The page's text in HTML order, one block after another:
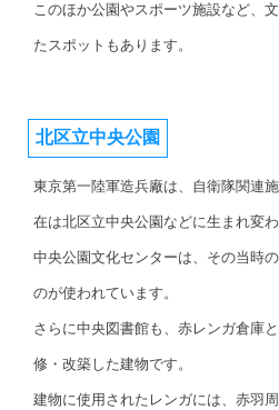
このほか公園やスポーツ施設など、
たスポットもあります。
北区立中央公園
東京第一陸軍造兵廠は、自衛隊関連
在は北区立中央公園などに生まれ変わ
中央公園文化センターは、その当時
のが使われています。
さらに中央図書館も、赤レンガ倉庫
修・改築した建物です。
建物に使用されたレンガには、赤羽